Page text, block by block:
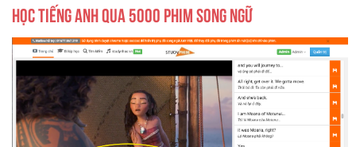
HỌC TIẾNG ANH QUA 5000 PHIM SONG NGỮ